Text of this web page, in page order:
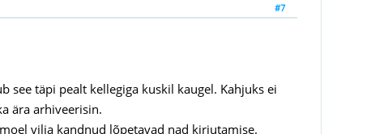
#7
see täpi pealt kellegiga kuskil kaugel. Kahjuks ei
ära arhiveerisin.
vilja kandnud lõpetavad nad kirjutamise.